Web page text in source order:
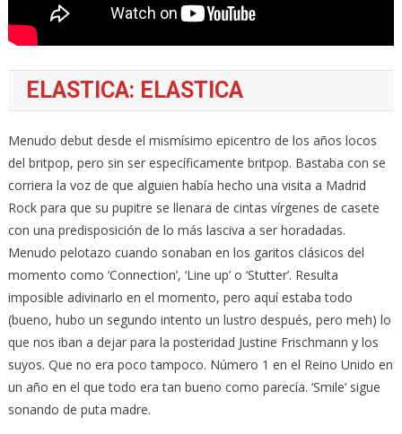
ELASTICA: ELASTICA
Menudo debut desde el mismísimo epicentro de los años locos
del britpop, pero sin ser específicamente britpop. Bastaba con se
corriera la voz de que alguien había hecho una visita a Madrid
Rock para que su pupitre se llenara de cintas vírgenes de casete
con una predisposición de lo más lasciva a ser horadadas.
Menudo pelotazo cuando sonaban en los garitos clásicos del
momento como ‘Connection’, ‘Line up’ o ‘Stutter’. Resulta
imposible adivinarlo en el momento, pero aquí estaba todo
(bueno, hubo un segundo intento un lustro después, pero meh) lo
que nos iban a dejar para la posteridad Justine Frischmann y los
suyos. Que no era poco tampoco. Número 1 en el Reino Unido en
un año en el que todo era tan bueno como parecía. ‘Smile’ sigue
sonando de puta madre.